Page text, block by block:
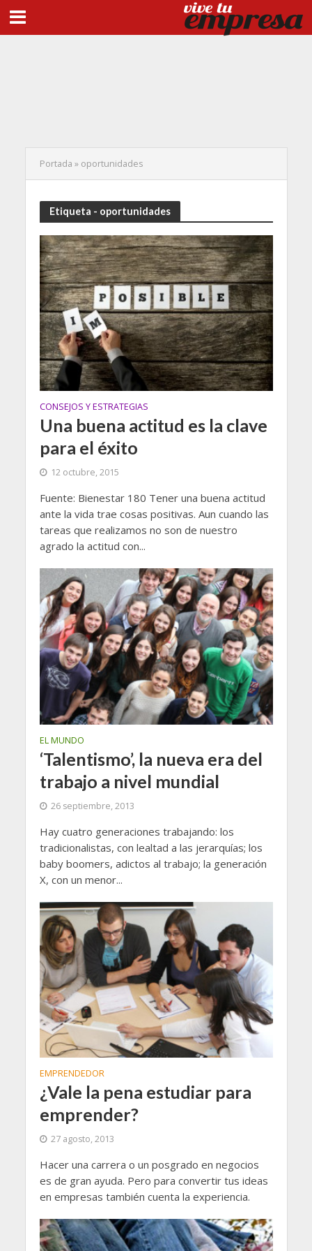
Portada » oportunidades
Etiqueta - oportunidades
CONSEJOS Y ESTRATEGIAS
Una buena actitud es la clave
para el éxito
12 octubre, 2015
Fuente: Bienestar 180 Tener una buena actitud
ante la vida trae cosas positivas. Aun cuando las
tareas que realizamos no son de nuestro
agrado la actitud con...
EL MUNDO
‘Talentismo’, la nueva era del
trabajo a nivel mundial
26 septiembre, 2013
Hay cuatro generaciones trabajando: los
tradicionalistas, con lealtad a las jerarquías; los
baby boomers, adictos al trabajo; la generación
X, con un menor...
EMPRENDEDOR
¿Vale la pena estudiar para
emprender?
27 agosto, 2013
Hacer una carrera o un posgrado en negocios
es de gran ayuda. Pero para convertir tus ideas
en empresas también cuenta la experiencia.